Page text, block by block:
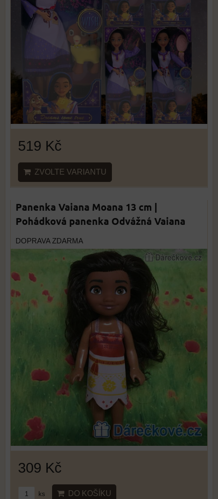
519 Kč
ZVOLTE VARIANTU
Panenka Vaiana Moana 13 cm |
Pohádková panenka Odvážná Vaiana
DOPRAVA ZDARMA
309 Kč
ks DO KOŠÍKU